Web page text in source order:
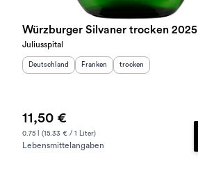
Würzburger Silvaner trocken 2025
Juliusspital
Herkunftsland
Deutschland Herkunftsregion:
Franken Geschmack
trocken
11,50 €
0.75 l (15.33 € / 1 Liter)
Lebensmittelangaben